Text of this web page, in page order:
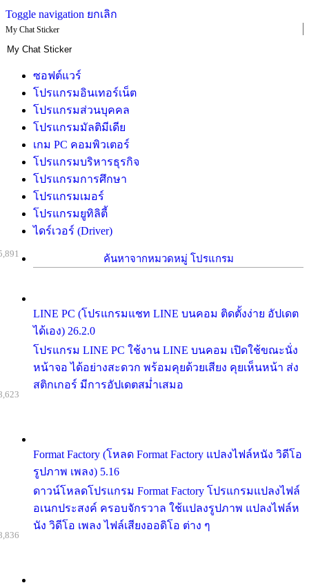
Toggle navigation ยกเลิก
My Chat Sticker
ซอฟต์แวร์
โปรแกรมอินเทอร์เน็ต
โปรแกรมส่วนบุคคล
โปรแกรมมัลติมีเดีย
เกม PC คอมพิวเตอร์
โปรแกรมบริหารธุรกิจ
โปรแกรมการศึกษา
โปรแกรมเมอร์
โปรแกรมยูทิลิตี้
ไดร์เวอร์ (Driver)
ค้นหาจากหมวดหมู่ โปรแกรม
LINE PC (โปรแกรมแชท LINE บนคอม ติดตั้งง่าย อัปเดต
ได้เอง) 26.2.0
โปรแกรม LINE PC ใช้งาน LINE บนคอม เปิดใช้ขณะนั่ง
หน้าจอ ได้อย่างสะดวก พร้อมคุยด้วยเสียง คุยเห็นหน้า ส่ง
สติกเกอร์ มีการอัปเดตสม่ำเสมอ
Format Factory (โหลด Format Factory แปลงไฟล์หนัง วิดีโอ
รูปภาพ เพลง) 5.16
ดาวน์โหลดโปรแกรม Format Factory โปรแกรมแปลงไฟล์
อเนกประสงค์ ครอบจักรวาล ใช้แปลงรูปภาพ แปลงไฟล์ห
นัง วิดีโอ เพลง ไฟล์เสียงออดิโอ ต่าง ๆ